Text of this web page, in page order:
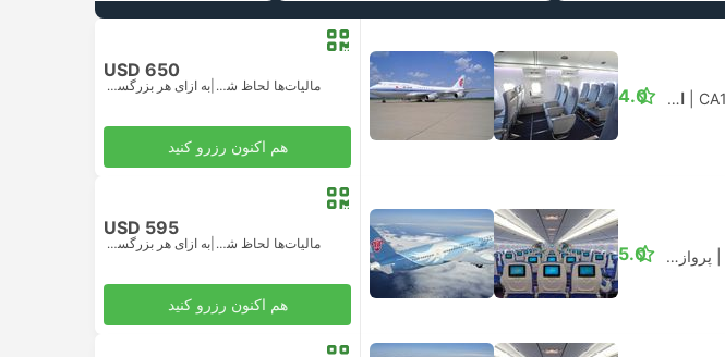
اقتصادی 4.0
USD 650
مالیات‌ها لحاظ شده | به ازای هر بزرگسال
هم اکنون رزرو کنید
پرواز #CZ6715 |اقتصادی 5.0
USD 595
مالیات‌ها لحاظ شده | به ازای هر بزرگسال
هم اکنون رزرو کنید